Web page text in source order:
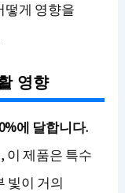
떻게 영향을
영향
에 달합니다.
이 제품은 특수
빛이 거의